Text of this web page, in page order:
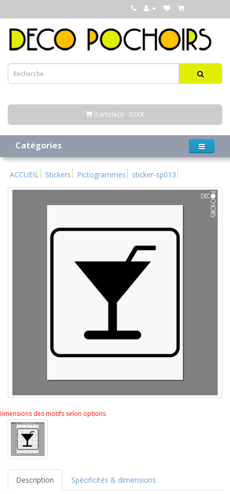
0 article(s) - 0,00€
Catégories
ACCUEIL Stickers Pictogrammes sticker-sp013
des motifs selon options
Description Spécificités & dimensions